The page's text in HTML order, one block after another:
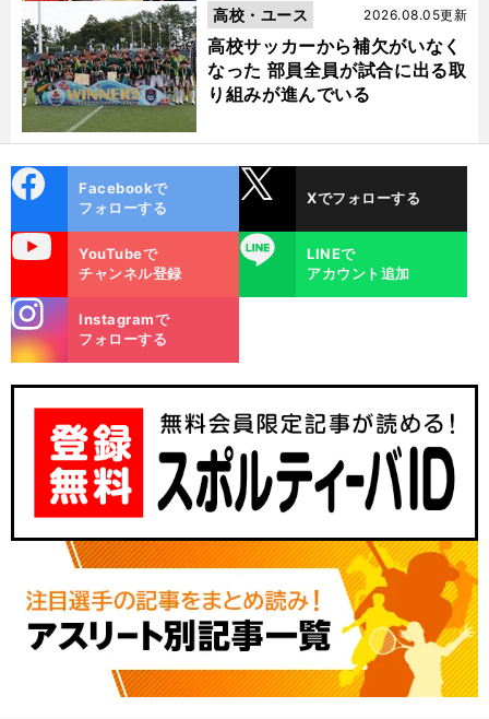
高校サッカーから補欠がいなく
なった 部員全員が試合に出る取
り組みが進んでいる
2026.08.05更新
高校・ユース
ok
Facebookで
フォローする
Xでフォローする
YouTubeで
チャンネル登録
LINE
LINEで
アカウント追加
m
Instagramで
フォローする